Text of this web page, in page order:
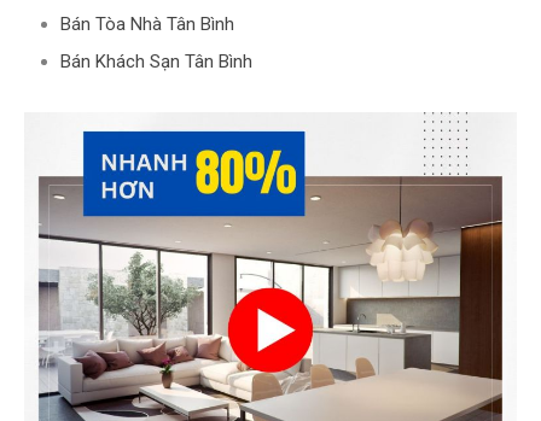
Bán Tòa Nhà Tân Bình
Bán Khách Sạn Tân Bình